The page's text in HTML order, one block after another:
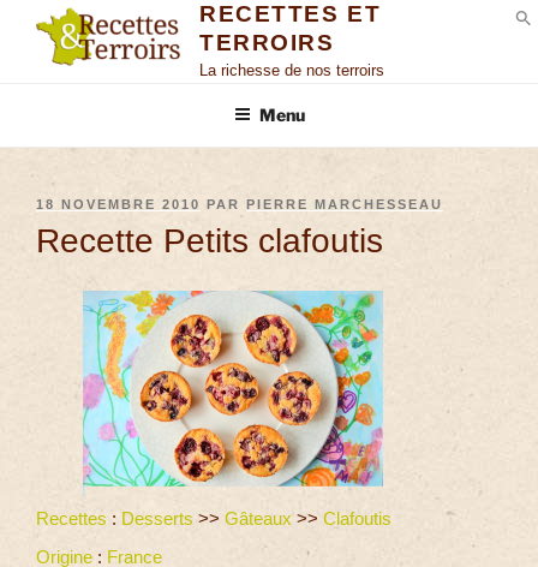
RECETTES ET
TERROIRS
La richesse de nos terroirs
Menu
18 NOVEMBRE 2010 PAR PIERRE MARCHESSEAU
Recette Petits clafoutis
Recettes : Desserts >> Gâteaux >> Clafoutis
Origine : France